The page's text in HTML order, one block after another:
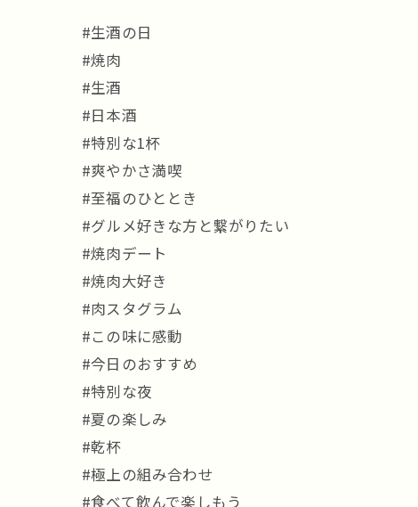
#生酒の日
#焼肉
#生酒
#日本酒
#特別な1杯
#爽やかさ満喫
#至福のひととき
#グルメ好きな方と繋がりたい
#焼肉デート
#焼肉大好き
#肉スタグラム
#この味に感動
#今日のおすすめ
#特別な夜
#夏の楽しみ
#乾杯
#極上の組み合わせ
#食べて飲んで楽しもう